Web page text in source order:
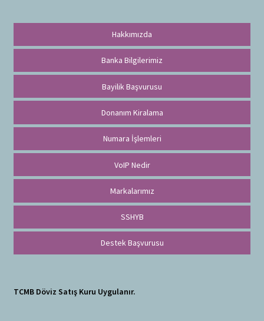
Hakkımızda
Banka Bilgilerimiz
Bayilik Başvurusu
Donanım Kiralama
Numara İşlemleri
VoIP Nedir
Markalarımız
SSHYB
Destek Başvurusu
TCMB Döviz Satış Kuru Uygulanır.